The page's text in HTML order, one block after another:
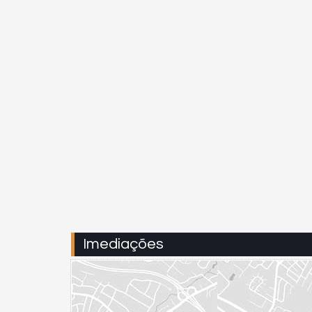
Imediações